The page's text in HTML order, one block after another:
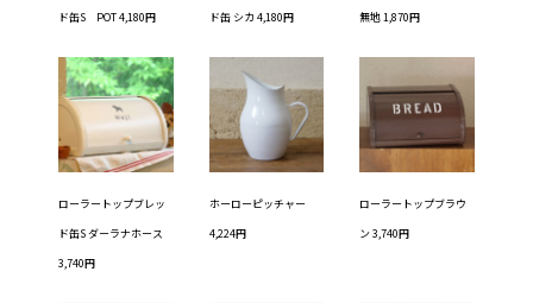
ド缶S POT 4,180円
ド缶 シカ 4,180円
無地 1,870円
ローラートップブレッ
ド缶S ダーラナホース
3,740円
ホーローピッチャー
4,224円
ローラートップブラウ
ン 3,740円